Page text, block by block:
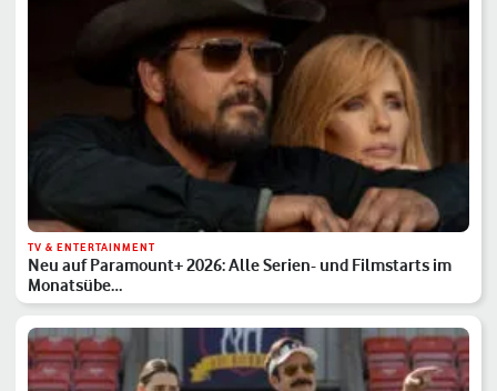
TV & ENTERTAINMENT
Neu auf Paramount+ 2026: Alle Serien- und Filmstarts im
Monatsübe…